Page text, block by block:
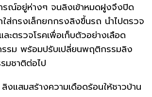
รณ์อยู่ห่างๆ จนลิงเข้าหมดฝูงจึงปิด
ส่กรงเล็กยกกรงลิงขึ้นรถ นำไปตรวจ
ะตรวจโรคเพื่อเก็บตัวอย่างเลือด
รม พร้อมปรับเปลี่ยนพฤติกรรมลิง
มชาติต่อไป